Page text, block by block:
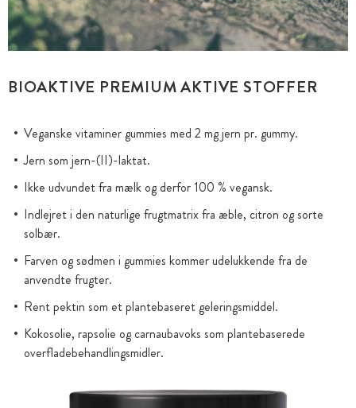
BIOAKTIVE PREMIUM AKTIVE STOFFER
Veganske vitaminer gummies med 2 mg jern pr. gummy.
Jern som jern-(II)-laktat.
Ikke udvundet fra mælk og derfor 100 % vegansk.
Indlejret i den naturlige frugtmatrix fra æble, citron og sorte
solbær.
Farven og sødmen i gummies kommer udelukkende fra de
anvendte frugter.
Rent pektin som et plantebaseret geleringsmiddel.
Kokosolie, rapsolie og carnaubavoks som plantebaserede
overfladebehandlingsmidler.